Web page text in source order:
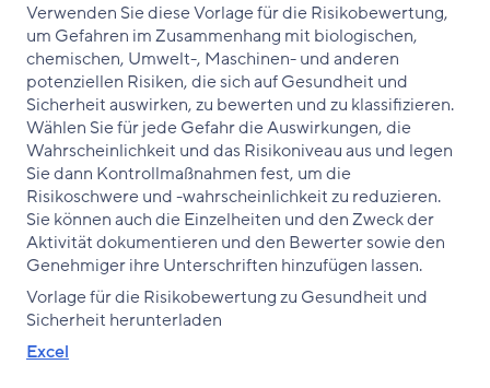
Verwenden Sie diese Vorlage für die Risikobewertung,
um Gefahren im Zusammenhang mit biologischen,
chemischen, Umwelt-, Maschinen- und anderen
potenziellen Risiken, die sich auf Gesundheit und
Sicherheit auswirken, zu bewerten und zu klassifizieren.
Wählen Sie für jede Gefahr die Auswirkungen, die
Wahrscheinlichkeit und das Risikoniveau aus und legen
Sie dann Kontrollmaßnahmen fest, um die
Risikoschwere und -wahrscheinlichkeit zu reduzieren.
Sie können auch die Einzelheiten und den Zweck der
Aktivität dokumentieren und den Bewerter sowie den
Genehmiger ihre Unterschriften hinzufügen lassen.
Vorlage für die Risikobewertung zu Gesundheit und
Sicherheit herunterladen
Excel